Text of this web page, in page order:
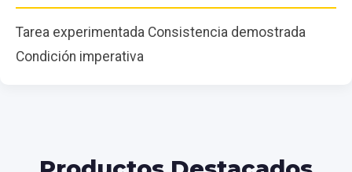
Tarea experimentada Consistencia demostrada
Condición imperativa